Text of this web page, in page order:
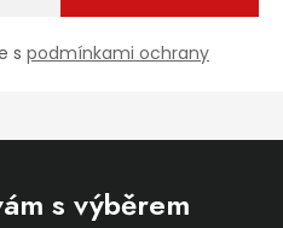
s podmínkami ochrany
s výběrem